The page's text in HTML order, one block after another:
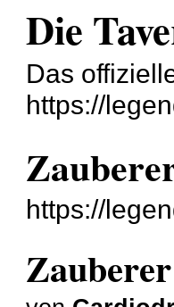
Die
Das
https://
https://